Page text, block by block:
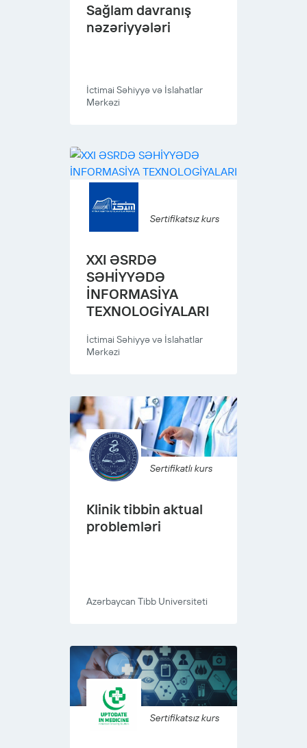
Sağlam davranış
nəzəriyyələri
İctimai Səhiyyə və İslahatlar
Mərkəzi
Sertifikatsız kurs
XXI ƏSRDƏ
SƏHİYYƏDƏ
İNFORMASİYA
TEXNOLOGİYALARI
İctimai Səhiyyə və İslahatlar
Mərkəzi
Sertifikatlı kurs
Klinik tibbin aktual
problemləri
Azərbaycan Tibb Universiteti
Sertifikatsız kurs